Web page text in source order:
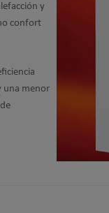
y
confort
una menor